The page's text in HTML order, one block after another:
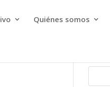
Quiénes somos